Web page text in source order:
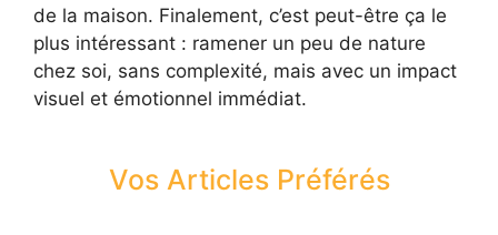
de la maison. Finalement, c’est peut-être ça le
plus intéressant : ramener un peu de nature
chez soi, sans complexité, mais avec un impact
visuel et émotionnel immédiat.
Vos Articles Préférés